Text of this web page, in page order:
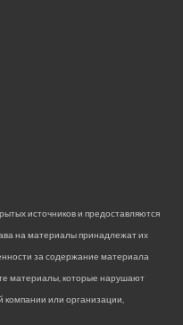
источников и предоставляются
на материалы принадлежат их
за содержание материала
материалы, которые нарушают
или организации,